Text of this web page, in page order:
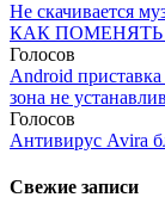
Не скачивается
КАК
Голосов
Android
зона не
Голосов
Антивирус Avira
Свежие записи